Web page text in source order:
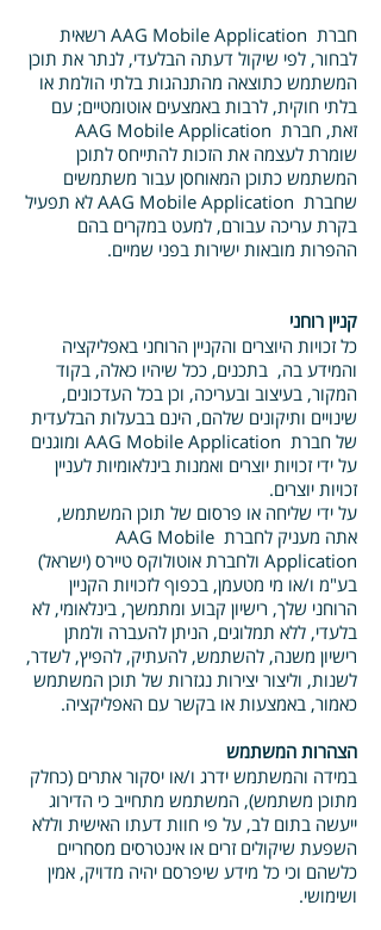
חברת AAG Mobile Application רשאית
לבחור, לפי שיקול דעתה הבלעדי, לנתר את תוכן
המשתמש כתוצאה מהתנהגות בלתי הולמת או
בלתי חוקית, לרבות באמצעים אוטומטיים; עם
זאת, חברת AAG Mobile Application
שומרת לעצמה את הזכות להתייחס לתוכן
המשתמש כתוכן המאוחסן עבור משתמשים
שחברת AAG Mobile Application לא תפעיל
בקרת עריכה עבורם, למעט במקרים בהם
ההפרות מובאות ישירות בפני שמיים.
קניין רוחני
כל זכויות היוצרים והקניין הרוחני באפליקציה
והמידע בה, בתכנים, ככל שיהיו כאלה, בקוד
המקור, בעיצוב ובעריכה, וכן בכל העדכונים,
שינויים ותיקונים שלהם, הינם בבעלות הבלעדית
של חברת AAG Mobile Application ומוגנים
על ידי זכויות יוצרים ואמנות בינלאומיות לעניין
זכויות יוצרים.
על ידי שליחה או פרסום של תוכן המשתמש,
אתה מעניק לחברת AAG Mobile
Application ולחברת אוטולוקס טיירס (ישראל)
בע"מ ו/או מי מטעמן, בכפוף לזכויות הקניין
הרוחני שלך, רישיון קבוע ומתמשך, בינלאומי, לא
בלעדי, ללא תמלוגים, הניתן להעברה ולמתן
רישיון משנה, להשתמש, להעתיק, להפיץ, לשדר,
לשנות, וליצור יצירות נגזרות של תוכן המשתמש
כאמור, באמצעות או בקשר עם האפליקציה.
הצהרות המשתמש
במידה והמשתמש ידרג ו/או יסקור אתרים (כחלק
מתוכן משתמש), המשתמש מתחייב כי הדירוג
ייעשה בתום לב, על פי חוות דעתו האישית וללא
השפעת שיקולים זרים או אינטרסים מסחריים
כלשהם וכי כל מידע שיפרסם יהיה מדויק, אמין
ושימושי.